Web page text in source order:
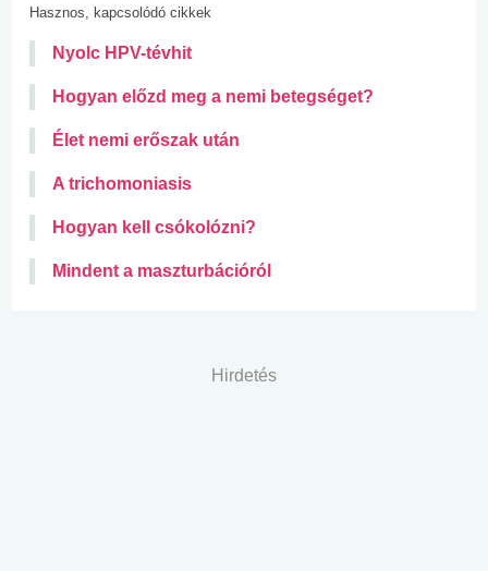
Hasznos, kapcsolódó cikkek
Nyolc HPV-tévhit
Hogyan előzd meg a nemi betegséget?
Élet nemi erőszak után
A trichomoniasis
Hogyan kell csókolózni?
Mindent a maszturbációról
Hirdetés